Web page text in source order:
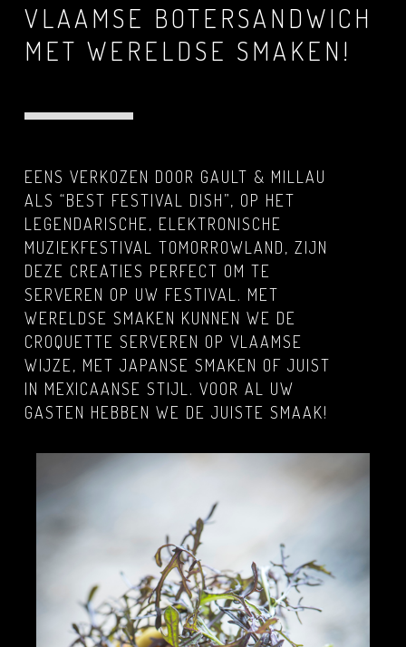
VLAAMSE BOTERSANDWICH
MET WERELDSE SMAKEN!
EENS VERKOZEN DOOR GAULT & MILLAU
ALS “BEST FESTIVAL DISH”, OP HET
LEGENDARISCHE, ELEKTRONISCHE
MUZIEKFESTIVAL TOMORROWLAND, ZIJN
DEZE CREATIES PERFECT OM TE
SERVEREN OP UW FESTIVAL. MET
WERELDSE SMAKEN KUNNEN WE DE
CROQUETTE SERVEREN OP VLAAMSE
WIJZE, MET JAPANSE SMAKEN OF JUIST
IN MEXICAANSE STIJL. VOOR AL UW
GASTEN HEBBEN WE DE JUISTE SMAAK!